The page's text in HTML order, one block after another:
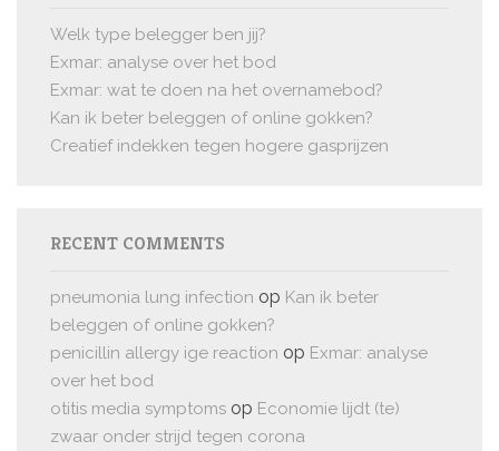
Welk type belegger ben jij?
Exmar: analyse over het bod
Exmar: wat te doen na het overnamebod?
Kan ik beter beleggen of online gokken?
Creatief indekken tegen hogere gasprijzen
RECENT COMMENTS
pneumonia lung infection op Kan ik beter
beleggen of online gokken?
penicillin allergy ige reaction op Exmar: analyse
over het bod
otitis media symptoms op Economie lijdt (te)
zwaar onder strijd tegen corona